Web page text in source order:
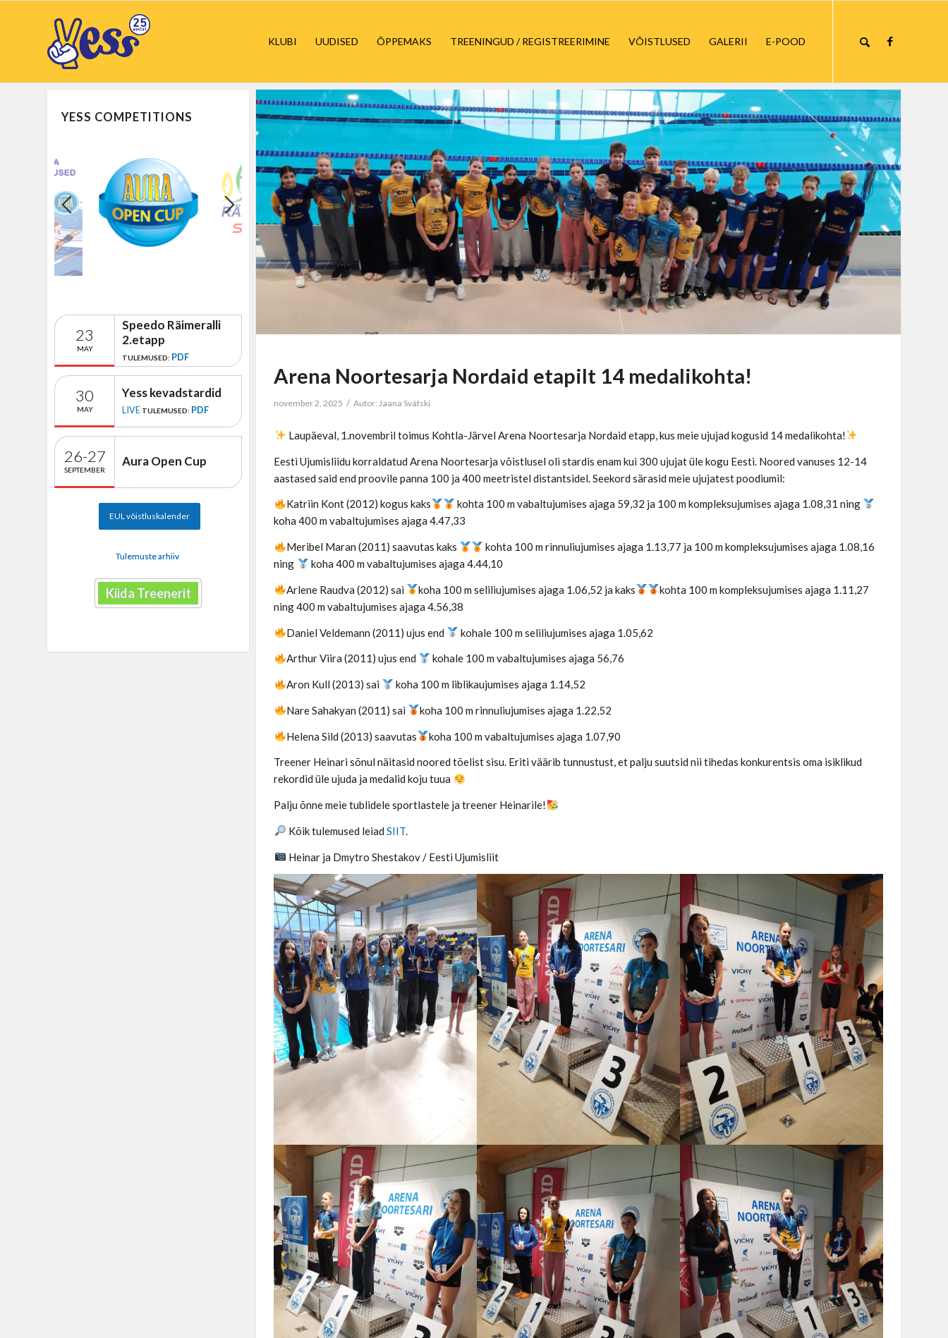
KLUBI UUDISED ÕPPEMAKS TREENINGUD / REGISTREERIMINE VÕISTLUSED GALERII E-POOD
Arena Noortesarja Nordaid etapilt 14 medalikohta!
november 2, 2025 / Autor:Jaana Svätski
Laupäeval, 1.novembril toimus Kohtla-Järvel Arena Noortesarja Nordaid etapp, kus meie ujujad kogusid 14 medalikohta!
Eesti Ujumisliidu korraldatud Arena Noortesarja võistlusel oli stardis enam kui 300 ujujat üle kogu Eesti. Noored vanuses 12-14
aastased said end proovile panna 100 ja 400 meetristel distantsidel. Seekord särasid meie ujujatest poodiumil:
Katriin Kont (2012) kogus kaks
kohta 100 m vabaltujumises ajaga 59,32 ja 100 m kompleksujumises ajaga 1.08,31 ning
koha 400 m vabaltujumises ajaga 4.47,33
Meribel Maran (2011) saavutas kaks
kohta 100 m rinnuliujumises ajaga 1.13,77 ja 100 m kompleksujumises ajaga 1.08,16
ning
koha 400 m vabaltujumises ajaga 4.44,10
Arlene Raudva (2012) sai koha 100 m seliliujumises ajaga 1.06,52 ja kaks
kohta 100 m kompleksujumises ajaga 1.11,27
ning 400 m vabaltujumises ajaga 4.56,38
Daniel Veldemann (2011) ujus end kohale 100 m seliliujumises ajaga 1.05,62
Arthur Viira (2011) ujus end kohale 100 m vabaltujumises ajaga 56,76
Aron Kull (2013) sai koha 100 m liblikaujumises ajaga 1.14,52
Nare Sahakyan (2011) sai koha 100 m rinnuliujumises ajaga 1.22,52
Helena Sild (2013) saavutas koha 100 m vabaltujumises ajaga 1.07,90
Treener Heinari sõnul näitasid noored tõelist sisu. Eriti väärib tunnustust, et palju suutsid nii tihedas konkurentsis oma isiklikud
rekordid üle ujuda ja medalid koju tuua
Palju õnne meie tublidele sportlastele ja treener Heinarile!
Kõik tulemused leiad SIIT.
Heinar ja Dmytro Shestakov / Eesti Ujumisliit
YESS COMPETITIONS
23
MAY
Speedo Räimeralli
2.etapp
TULEMUSED: PDF
30
MAY
Yess kevadstardid
LIVE TULEMUSED: PDF
26-27
SEPTEMBER
Aura Open Cup
EUL võistluskalender
Tulemuste arhiiv
Kiida Treenerit